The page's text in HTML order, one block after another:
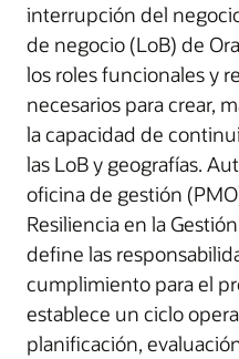
interrupción del
de negocio (LoB) de
los roles funcionales y
necesarios para crear,
la capacidad de
las LoB y geografías.
oficina de gestión
Resiliencia en la
define las
cumplimiento para el
establece un ciclo
planificación,